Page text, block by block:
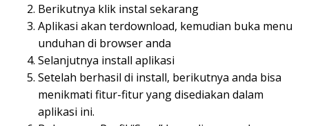
Berikutnya klik instal sekarang
Aplikasi akan terdownload, kemudian buka menu
unduhan di browser anda
Selanjutnya install aplikasi
Setelah berhasil di install, berikutnya anda bisa
menikmati fitur-fitur yang disediakan dalam
aplikasi ini.